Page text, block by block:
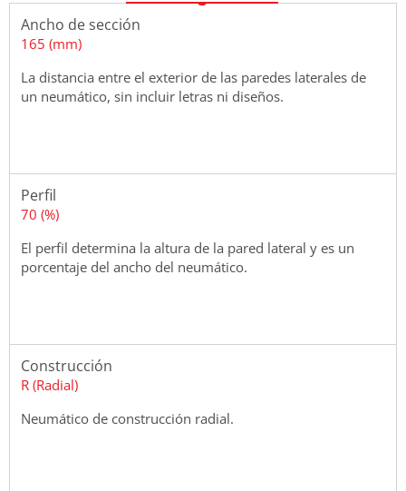
Ancho de sección
165 (mm)
La distancia entre el exterior de las paredes laterales de
un neumático, sin incluir letras ni diseños.
Perfil
70 (%)
El perfil determina la altura de la pared lateral y es un
porcentaje del ancho del neumático.
Construcción
R (Radial)
Neumático de construcción radial.